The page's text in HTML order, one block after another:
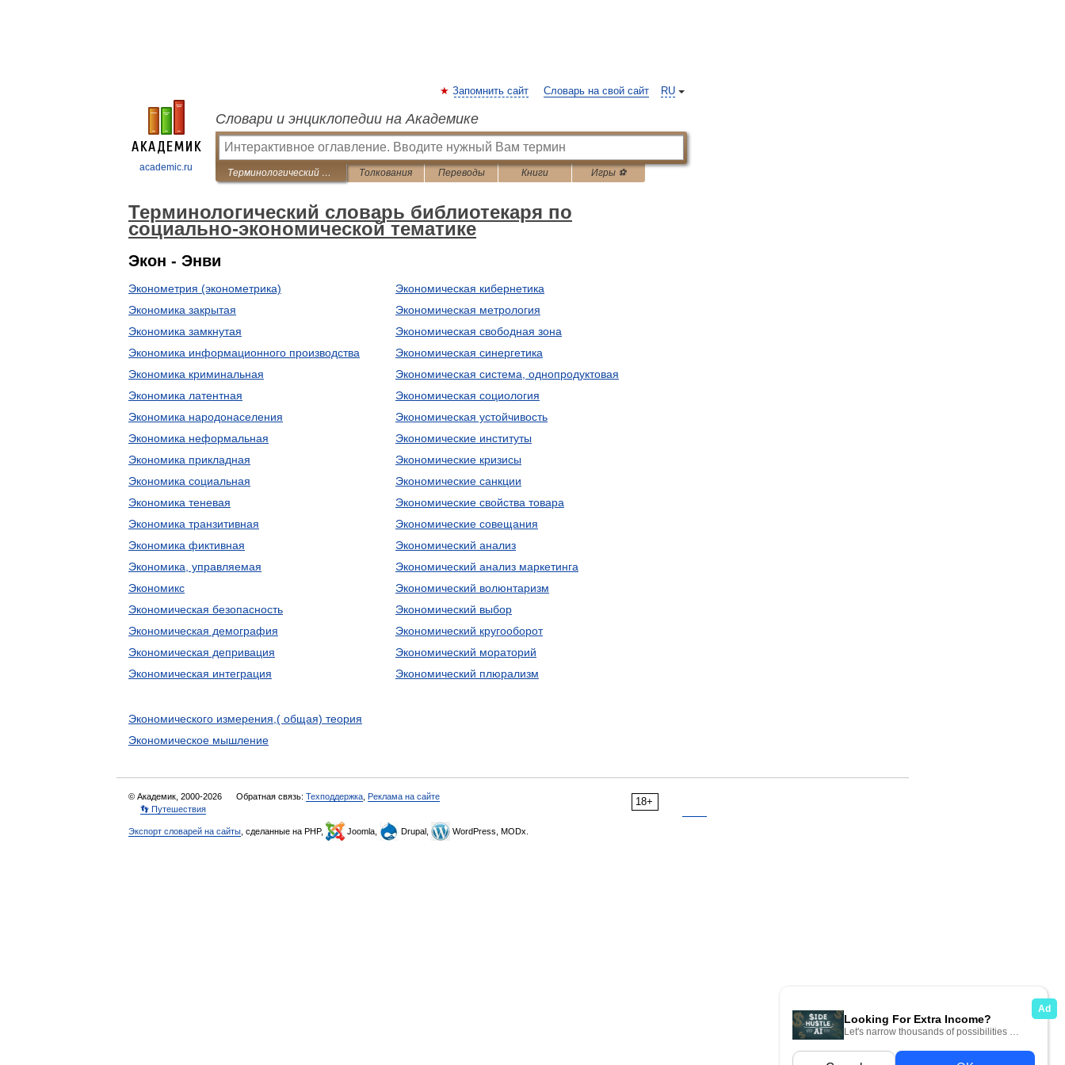
academic.ru
RU
Запомнить сайт Словарь на свой сайт
Словари и энциклопедии на Академике
Терминологический словарь библиотекаря по социально-экономической тематике Толкования Переводы Книги Игры ⚽
Терминологический словарь библиотекаря по
социально-экономической тематике
Экон - Энви
Эконометрия (эконометрика)
Экономика закрытая
Экономика замкнутая
Экономика информационного производства
Экономика криминальная
Экономика латентная
Экономика народонаселения
Экономика неформальная
Экономика прикладная
Экономика социальная
Экономика теневая
Экономика транзитивная
Экономика фиктивная
Экономика, управляемая
Экономикс
Экономическая безопасность
Экономическая демография
Экономическая депривация
Экономическая интеграция
Экономическая кибернетика
Экономическая метрология
Экономическая свободная зона
Экономическая синергетика
Экономическая система, однопродуктовая
Экономическая социология
Экономическая устойчивость
Экономические институты
Экономические кризисы
Экономические санкции
Экономические свойства товара
Экономические совещания
Экономический анализ
Экономический анализ маркетинга
Экономический волюнтаризм
Экономический выбор
Экономический кругооборот
Экономический мораторий
Экономический плюрализм
Экономического измерения,( общая) теория
Экономическое мышление
18+
© Академик, 2000-2026 Обратная связь: Техподдержка Реклама на сайте
👣 Путешествия
Экспорт словарей на сайты , сделанные на PHP, Joomla, Drupal, WordPress, MODx.